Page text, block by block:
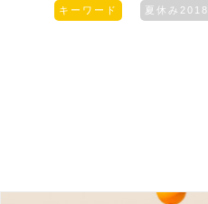
キーワード 夏休み2018